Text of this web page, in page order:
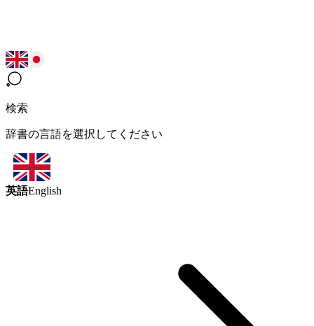
検索
辞書の言語を選択してください
英語English